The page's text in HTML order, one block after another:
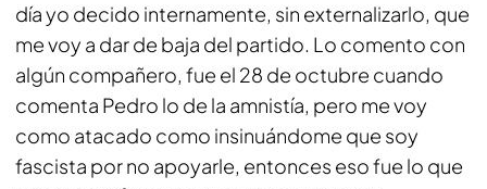
día yo decido internamente, sin externalizarlo, que
me voy a dar de baja del partido. Lo comento con
algún compañero, fue el 28 de octubre cuando
comenta Pedro lo de la amnistía, pero me voy
como atacado como insinuándome que soy
fascista por no apoyarle, entonces eso fue lo que